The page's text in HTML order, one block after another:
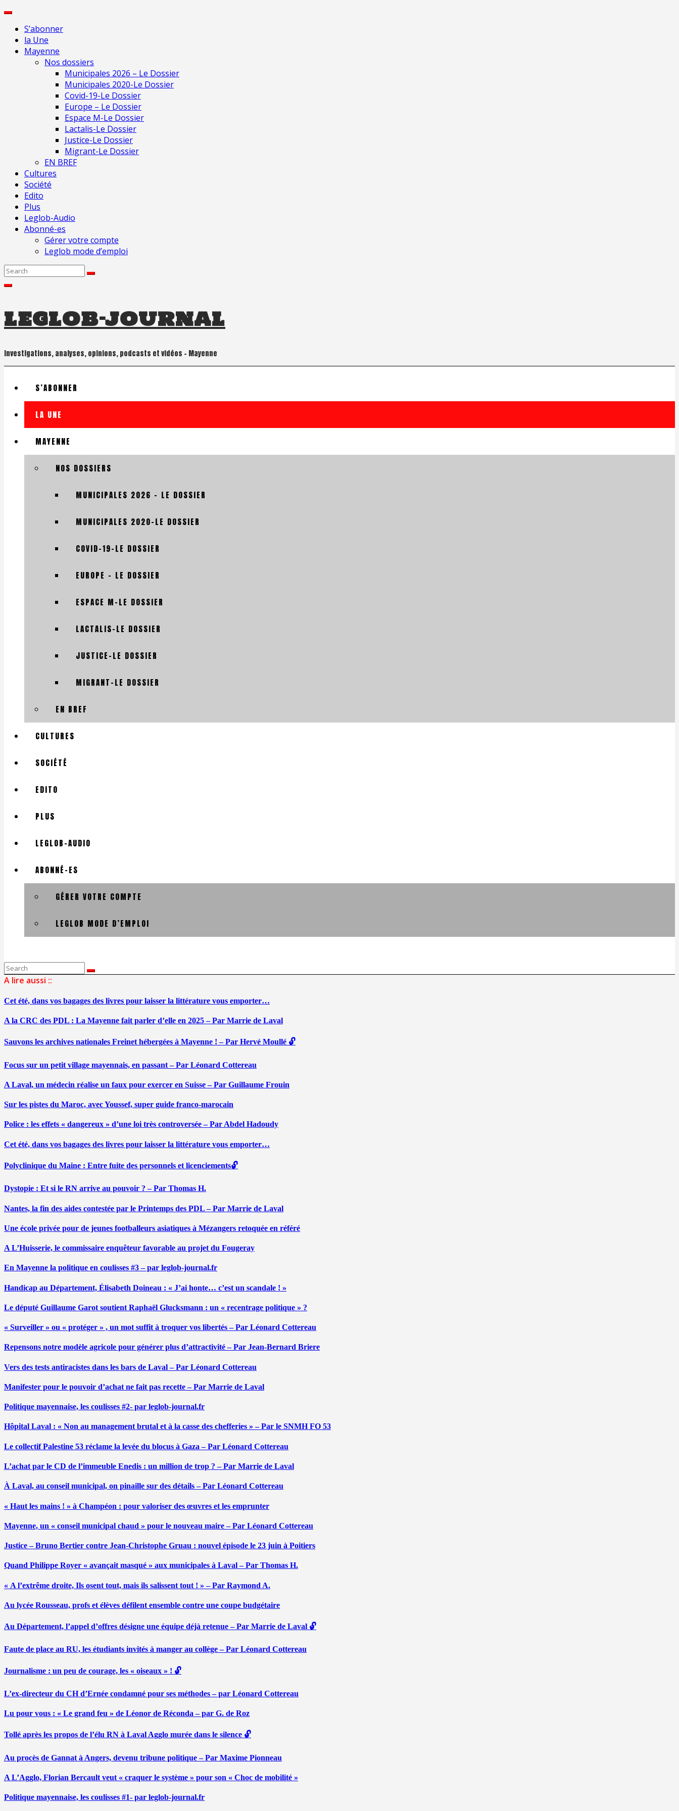
Skip
contentS’abonner
la Une
Mayenne
Nos dossiers
Municipales 2026 – Le Dossier
Municipales 2020-Le Dossier
Covid-19-Le Dossier
Europe – Le Dossier
Espace M-Le Dossier
Lactalis-Le Dossier
Justice-Le Dossier
Migrant-Le Dossier
EN BREF
Cultures
Société
Edito
Plus
Leglob-Audio
Abonné-es
Gérer votre compte
Leglob mode d’emploi
Search
leglob-journal
Investigations, analyses, opinions, podcasts et vidéos – Mayenne
S’ABONNER
LA UNE
MAYENNE
NOS DOSSIERS
MUNICIPALES 2026 – LE DOSSIER
MUNICIPALES 2020-LE DOSSIER
COVID-19-LE DOSSIER
EUROPE – LE DOSSIER
ESPACE M-LE DOSSIER
LACTALIS-LE DOSSIER
JUSTICE-LE DOSSIER
MIGRANT-LE DOSSIER
EN BREF
CULTURES
SOCIÉTÉ
EDITO
PLUS
LEGLOB-AUDIO
ABONNÉ-ES
GÉRER VOTRE COMPTE
LEGLOB MODE D’EMPLOI
Search
for:
A lire aussi ::
Cet été, dans vos bagages des livres pour laisser la littérature vous emporter…
A la CRC des PDL : La Mayenne fait parler d’elle en 2025 – Par Marrie de Laval
Sauvons les archives nationales Freinet hébergées à Mayenne ! – Par Hervé Moullé 🔓
Focus sur un petit village mayennais, en passant – Par Léonard Cottereau
A Laval, un médecin réalise un faux pour exercer en Suisse – Par Guillaume Frouin
Sur les pistes du Maroc, avec Youssef, super guide franco-marocain
Police : les effets « dangereux » d’une loi très controversée – Par Abdel Hadoudy
Cet été, dans vos bagages des livres pour laisser la littérature vous emporter…
Polyclinique du Maine : Entre fuite des personnels et licenciements🔓
Dystopie : Et si le RN arrive au pouvoir ? – Par Thomas H.
Nantes, la fin des aides contestée par le Printemps des PDL – Par Marrie de Laval
Une école privée pour de jeunes footballeurs asiatiques à Mézangers retoquée en référé
A L’Huisserie, le commissaire enquêteur favorable au projet du Fougeray
En Mayenne la politique en coulisses #3 – par leglob-journal.fr
Handicap au Département, Élisabeth Doineau : « J’ai honte… c’est un scandale ! »
Le député Guillaume Garot soutient Raphaël Glucksmann : un « recentrage politique » ?
« Surveiller » ou « protéger » , un mot suffit à troquer vos libertés – Par Léonard Cottereau
Repensons notre modèle agricole pour générer plus d’attractivité – Par Jean-Bernard Briere
Vers des tests antiracistes dans les bars de Laval – Par Léonard Cottereau
Manifester pour le pouvoir d’achat ne fait pas recette – Par Marrie de Laval
Politique mayennaise, les coulisses #2- par leglob-journal.fr
Hôpital Laval : « Non au management brutal et à la casse des chefferies » – Par le SNMH FO 53
Le collectif Palestine 53 réclame la levée du blocus à Gaza – Par Léonard Cottereau
L’achat par le CD de l’immeuble Enedis : un million de trop ? – Par Marrie de Laval
À Laval, au conseil municipal, on pinaille sur des détails – Par Léonard Cottereau
« Haut les mains ! » à Champéon : pour valoriser des œuvres et les emprunter
Mayenne, un « conseil municipal chaud » pour le nouveau maire – Par Léonard Cottereau
Justice – Bruno Bertier contre Jean-Christophe Gruau : nouvel épisode le 23 juin à Poitiers
Quand Philippe Royer « avançait masqué » aux municipales à Laval – Par Thomas H.
« A l’extrême droite, Ils osent tout, mais ils salissent tout ! » – Par Raymond A.
Au lycée Rousseau, profs et élèves défilent ensemble contre une coupe budgétaire
Au Département, l’appel d’offres désigne une équipe déjà retenue – Par Marrie de Laval 🔓
Faute de place au RU, les étudiants invités à manger au collège – Par Léonard Cottereau
Journalisme : un peu de courage, les « oiseaux » ! 🔓
L’ex-directeur du CH d’Ernée condamné pour ses méthodes – par Léonard Cottereau
Lu pour vous : « Le grand feu » de Léonor de Réconda – par G. de Roz
Tollé après les propos de l’élu RN à Laval Agglo murée dans le silence 🔓
Au procès de Gannat à Angers, devenu tribune politique – Par Maxime Pionneau
A L’Agglo, Florian Bercault veut « craquer le système » pour son « Choc de mobilité »
Politique mayennaise, les coulisses #1- par leglob-journal.fr